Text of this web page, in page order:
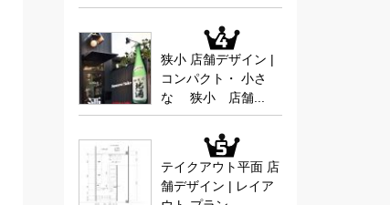
狭小 店舗デザイン |
コンパクト・ 小さ
な 狭小 店舗...
テイクアウト平面 店
舗デザイン | レイア